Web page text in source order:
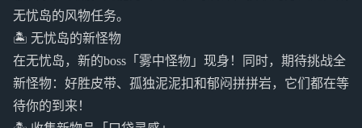
无忧岛的风物任务。
🏝 无忧岛的新怪物
在无忧岛，新的boss「雾中怪物」现身！同时，期待挑战全
新怪物：好胜皮带、孤独泥泥扣和郁闷拼拼岩，它们都在等
待你的到来！